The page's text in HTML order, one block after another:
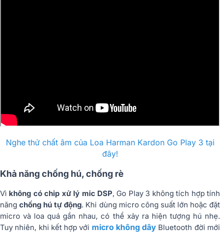
Nghe thử chất âm của Loa Harman Kardon Go Play 3 tại
đây!
Khả năng chống hú, chống rè
Vì không có chip xử lý mic DSP, Go Play 3 không tích hợp tính
năngchống hú tự động. Khi dùng micro công suất lớn hoặc đặt
micro và loa quá gần nhau, có thể xảy ra hiện tượng hú nhẹ.
Tuy nhiên, khi kết hợp với micro không dây Bluetooth đời mới